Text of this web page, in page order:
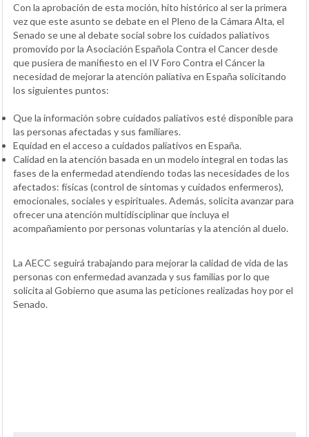
Con la aprobación de esta moción, hito histórico al ser la primera
vez que este asunto se debate en el Pleno de la Cámara Alta, el
Senado se une al debate social sobre los cuidados paliativos
promovido por la Asociación Española Contra el Cancer desde
que pusiera de manifiesto en el IV Foro Contra el Cáncer la
necesidad de mejorar la atención paliativa en España solicitando
los siguientes puntos:
Que la información sobre cuidados paliativos esté disponible para
las personas afectadas y sus familiares.
Equidad en el acceso a cuidados paliativos en España.
Calidad en la atención basada en un modelo integral en todas las
fases de la enfermedad atendiendo todas las necesidades de los
afectados: físicas (control de síntomas y cuidados enfermeros),
emocionales, sociales y espirituales. Además, solicita avanzar para
ofrecer una atención multidisciplinar que incluya el
acompañamiento por personas voluntarias y la atención al duelo.
La AECC seguirá trabajando para mejorar la calidad de vida de las
personas con enfermedad avanzada y sus familias por lo que
solicita al Gobierno que asuma las peticiones realizadas hoy por el
Senado.